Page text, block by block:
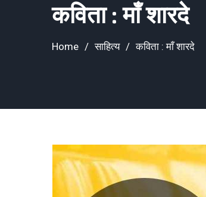
कविता : माँ शारदे
Home साहित्य कविता : माँ शारदे